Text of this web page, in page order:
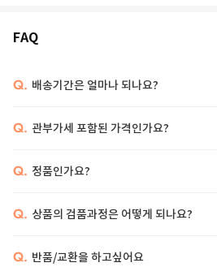
FAQ
Q. 배송기간은 얼마나 되나요?
Q. 관부가세 포함된 가격인가요?
Q. 정품인가요?
Q. 상품의 검품과정은 어떻게 되나요?
Q. 반품/교환을 하고싶어요